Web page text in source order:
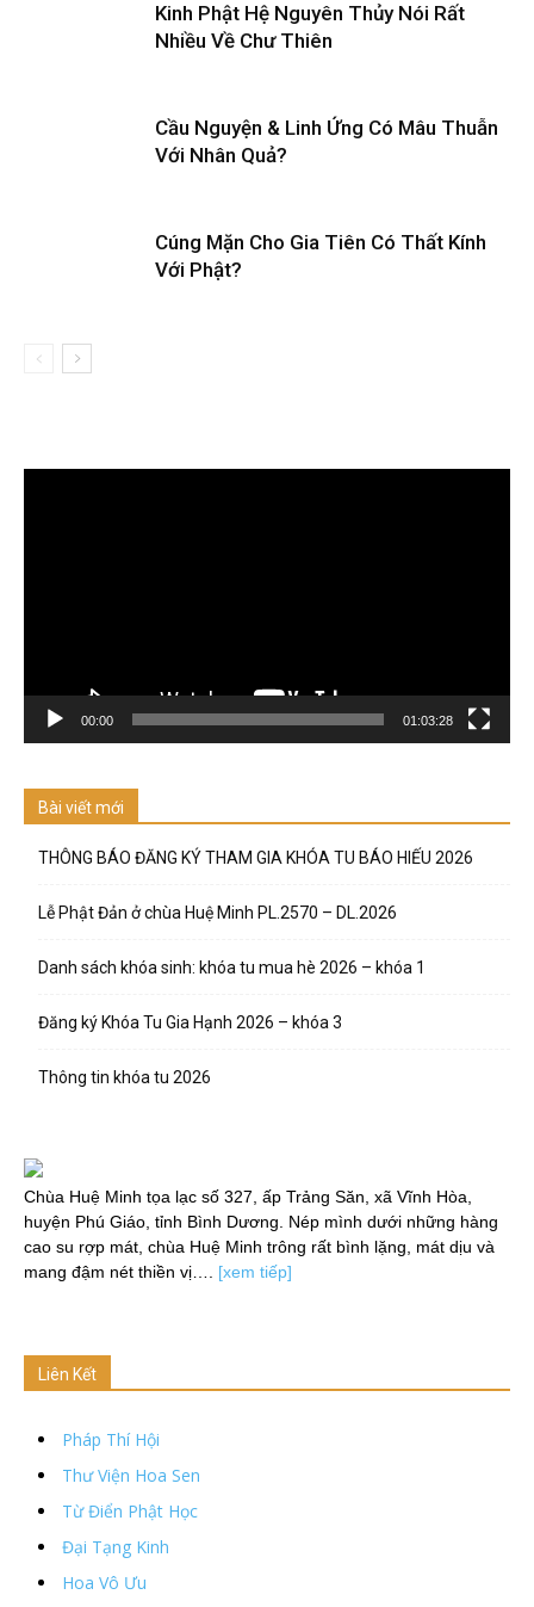
Kinh Phật Hệ Nguyên Thủy Nói Rất
Nhiều Về Chư Thiên
Cầu Nguyện & Linh Ứng Có Mâu Thuẫn
Với Nhân Quả?
Cúng Mặn Cho Gia Tiên Có Thất Kính
Với Phật?
00:00 01:03:28
Bài viết mới
THÔNG BÁO ĐĂNG KÝ THAM GIA KHÓA TU BÁO HIẾU 2026
Lễ Phật Đản ở chùa Huệ Minh PL.2570 – DL.2026
Danh sách khóa sinh: khóa tu mua hè 2026 – khóa 1
Đăng ký Khóa Tu Gia Hạnh 2026 – khóa 3
Thông tin khóa tu 2026
Chùa Huệ Minh tọa lạc số 327, ấp Trảng Săn, xã Vĩnh Hòa,
huyện Phú Giáo, tỉnh Bình Dương. Nép mình dưới những hàng
cao su rợp mát, chùa Huệ Minh trông rất bình lặng, mát dịu và
mang đậm nét thiền vị…. [xem tiếp]
Liên Kết
Pháp Thí Hội
Thư Viện Hoa Sen
Từ Điển Phật Học
Đại Tạng Kinh
Hoa Vô Ưu